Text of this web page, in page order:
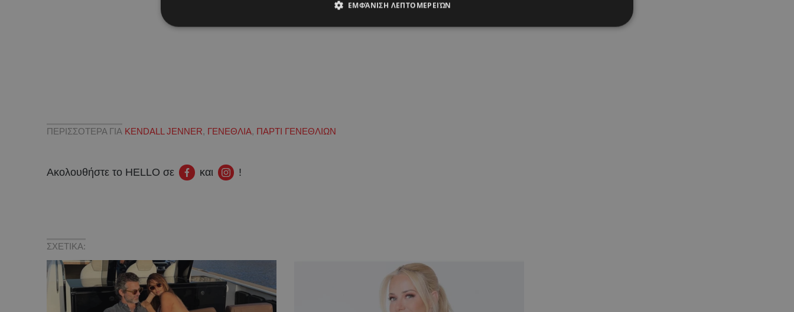
ΠΕΡΙΣΣΟΤΕΡΑ ΓΙΑ KENDALL JENNER, ΓΕΝΕΘΛΙΑ, ΠΑΡΤΙ ΓΕΝΕΘΛΙΩΝ
Ακολουθήστε το HELLO σε και !
ΣΧΕΤΙΚΑ:
ΕΜΦΆΝΙΣΗ ΛΕΠΤΟΜΕΡΕΙΏΝ